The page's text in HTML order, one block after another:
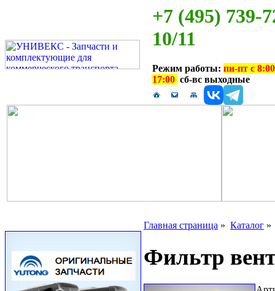
+7 (495) 739-
10/11
Режим работы: пн-пт с
17:00 сб-вс выходные
Главная страница » Каталог
Фильтр